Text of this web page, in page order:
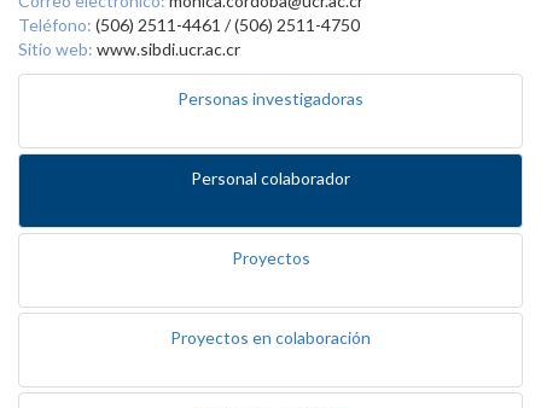
Teléfono: (506) 2511-4461 / (506) 2511-4750
Sitio web: www.sibdi.ucr.ac.cr
Personas investigadoras
Personal colaborador
Proyectos
Proyectos en colaboración